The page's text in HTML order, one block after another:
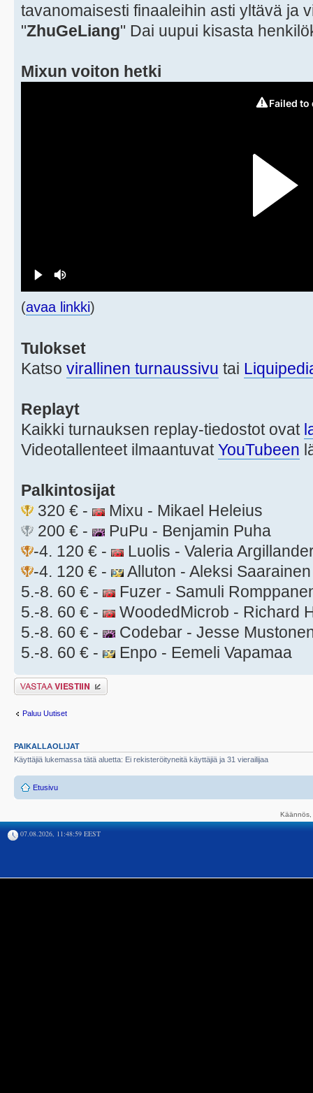
tavanomaisesti finaaleihin asti yltävä ja
"ZhuGeLiang" Dai uupui kisasta
Mixun voiton hetki
(avaa linkki)
Tulokset
Katso virallinen turnaussivu tai
Replayt
Kaikki turnauksen replay-tiedostot ovat
Videotallenteet ilmaantuvatYouTubeen
Palkintosijat
320 € -
Mixu - Mikael Heleius
200 € -
PuPu - Benjamin Puha
-4. 120 € -
Luolis - Valeria
-4. 120 € -
Alluton - Aleksi Saarainen
5.-8. 60 € -
Fuzer - Samuli
5.-8. 60 € -
WoodedMicrob - Richard
5.-8. 60 € -
Codebar - Jesse
5.-8. 60 € -
Enpo - Eemeli Vapamaa
Lähetä vastaus
Paluu Uutiset
PAIKALLAOLIJAT
Käyttäjiä lukemassa tätä aluetta: Ei rekisteröityneitä käyttäjiä ja 31 vierailijaa
Etusivu
07.08.2026, 11:48:59 EEST